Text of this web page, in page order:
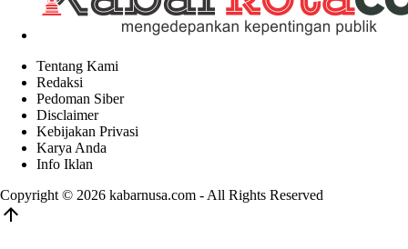
Tentang Kami
Redaksi
Pedoman Siber
Disclaimer
Kebijakan Privasi
Karya Anda
Info Iklan
Copyright © 2026 kabarnusa.com - All Rights Reserved
arrow_upward